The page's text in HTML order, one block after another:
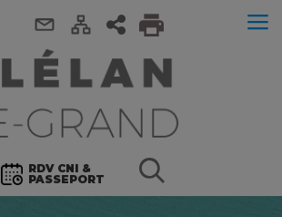
RDV CNI &
PASSEPORT